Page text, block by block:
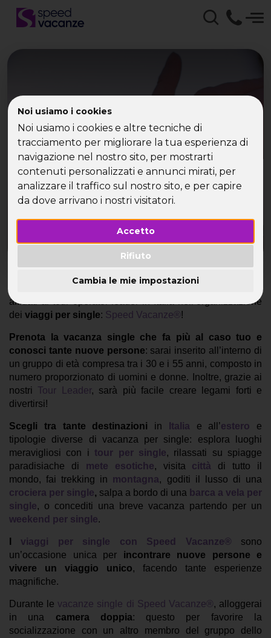
Noi usiamo i cookies
Noi usiamo i cookies e altre tecniche di
tracciamento per migliorare la tua esperienza di
navigazione nel nostro sito, per mostrarti
contenuti personalizzati e annunci mirati, per
analizzare il traffico sul nostro sito, e per capire
da dove arrivano i nostri visitatori.
Accetto
Rifiuto
Cambia le mie impostazioni
Viaggi per Single
I viaggi per single in tutto il mondo di Speed
Vacanze®
Hai voglia di viaggiare e non sai con chi partire? Allora
affidati al tour operator leader in Italia nell’organizzazione
dei viaggi per single: Speed Vacanze® !
Prenota la vacanza single che fa più al caso tuo e
conosci tante nuove persone: sarai inserito all’interno di
un gruppo di età compresa tra i 30 e i 55 anni, composto in
numero proporzionato di uomini e donne. Inoltre, grazie ai
nostri Tour Leader, sarà più facile creare legami forti e
divertirsi!
Scegli tra tante destinazioni in Italia e all’estero e
tipologie diverse di vacanza per single: esplora luoghi
meravigliosi con itour per single, rilassati su spiagge
paradisiache di mete esotiche, visita città
di tutto il
mondo, fai trekking in montagna, goditi il lusso di una
crociera per single, salpa a bordo di una barca a vela per
single, o concediti una breve vacanza partendo per un
weekend per single.
Iviaggi per single con Speed Vacanze®
sono
un’occasione unica per incontrare nuove persone e
vivere un viaggio unico, facendo tante esperienze
magnifiche.
Durante levacanze single di Speed Vacanze® , alloggerai
in una camera doppia: questo per favorire la
socializzazione con un altro membro del gruppo dello